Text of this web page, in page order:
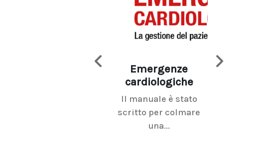
Emergenze
cardiologiche
Il manuale è stato
scritto per colmare
una...